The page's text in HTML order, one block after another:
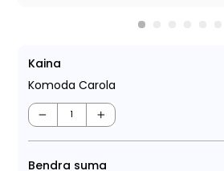
Kaina
Komoda Carola
− +
Bendra suma